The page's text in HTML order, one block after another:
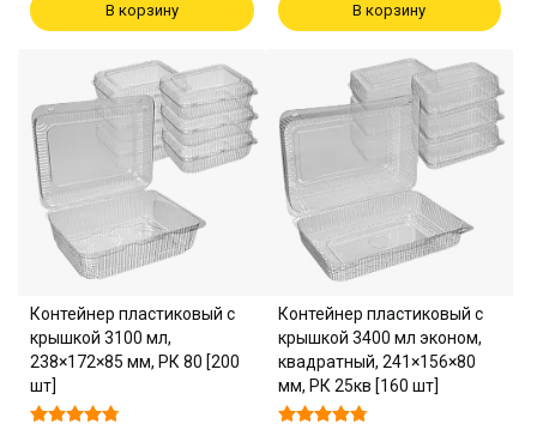
В корзину В корзину
Контейнер пластиковый с
крышкой 3100 мл,
238×172×85 мм, РК 80 [200
шт]
Контейнер пластиковый с
крышкой 3400 мл эконом,
квадратный, 241×156×80
мм, РК 25кв [160 шт]